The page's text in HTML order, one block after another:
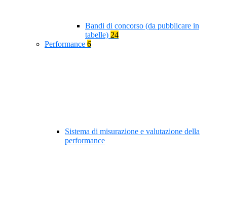
Bandi di concorso (da pubblicare in
tabelle) 24
Performance 6
Sistema di misurazione e valutazione della
performance